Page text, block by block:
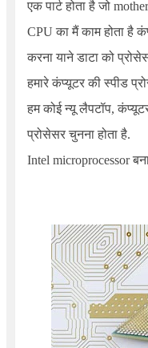
एक पार्ट होता है जो
CPU का मैं काम होता है
करना याने डाटा को
हमारे कंप्यूटर की स्पीड
हम कोई न्यू लैपटॉप,
प्रोसेसर चुनना होता है.
Intel microprocessor